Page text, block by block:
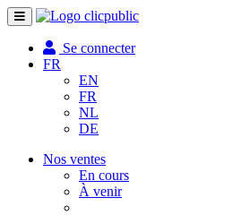
Toggle
navigation
Se connecter
FR
EN
FR
NL
DE
Nos ventes
En cours
À venir